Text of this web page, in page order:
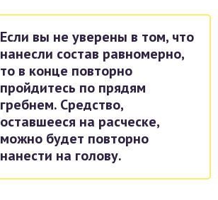
Если вы не уверены в том, что
нанесли состав равномерно,
то в конце повторно
пройдитесь по прядям
гребнем. Средство,
оставшееся на расческе,
можно будет повторно
нанести на голову.